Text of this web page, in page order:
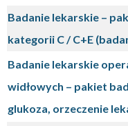
Badanie lekarskie –
kategorii C / C+E
Badanie lekarskie
widłowych – pakiet
glukoza, orzeczenie